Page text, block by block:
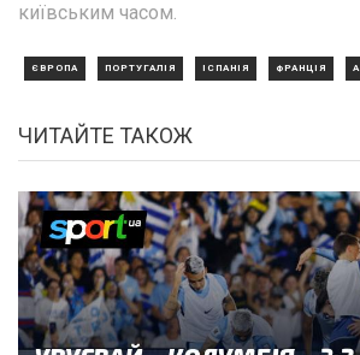
київським часом.
ЄВРОПА ПОРТУГАЛІЯ ІСПАНІЯ ФРАНЦІЯ
ЧИТАЙТЕ ТАКОЖ